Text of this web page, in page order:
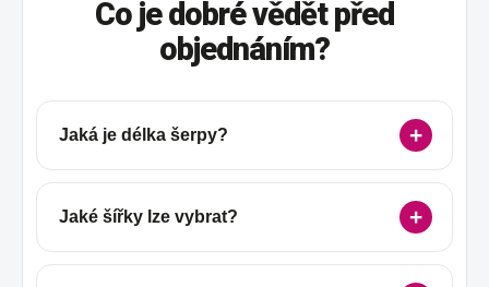
Co je dobré vědět před
objednáním?
Jaká je délka šerpy?
Jaké šířky lze vybrat?